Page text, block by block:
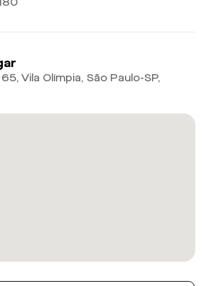
Vila Olímpia, São Paulo-SP,